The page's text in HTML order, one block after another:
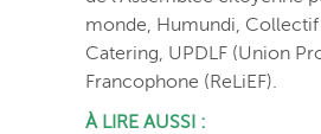
monde, Humundi, Collectif
Catering, UPDLF (Union
Francophone (ReLiEF).
À LIRE AUSSI :